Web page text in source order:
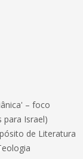
– foco
para Israel)
de Literatura